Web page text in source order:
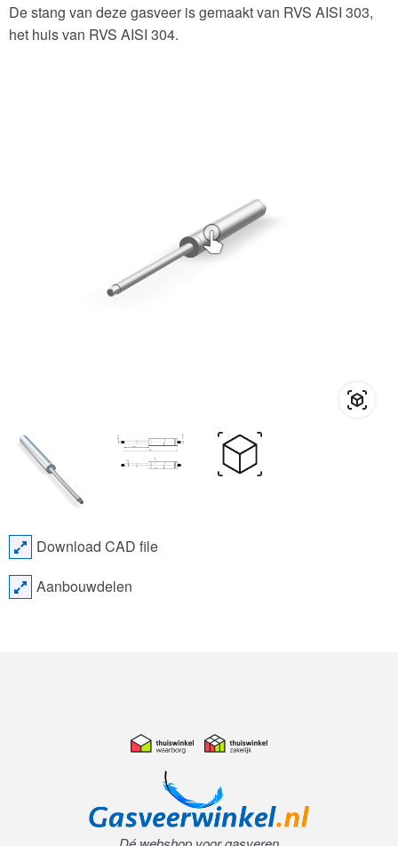
De stang van deze gasveer is gemaakt van RVS AISI 303,
het huis van RVS AISI 304.
Download CAD file
Aanbouwdelen